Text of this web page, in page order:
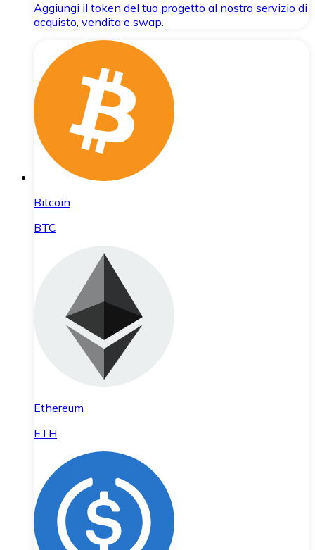
Aggiungi il token del tuo progetto al nostro servizio di
acquisto, vendita e swap.
Bitcoin
BTC
Ethereum
ETH